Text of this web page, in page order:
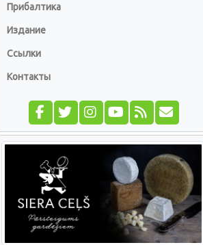
Прибалтика
Издание
Ссылки
Контакты